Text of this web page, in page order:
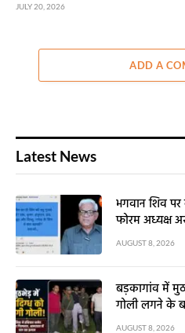
JULY 20, 2026
ADD A
Latest News
भगवान शिव पर
फोरम अध्यक्ष
AUGUST 8, 2026
बड़कागांव में
गोली लगने के
AUGUST 8, 2026